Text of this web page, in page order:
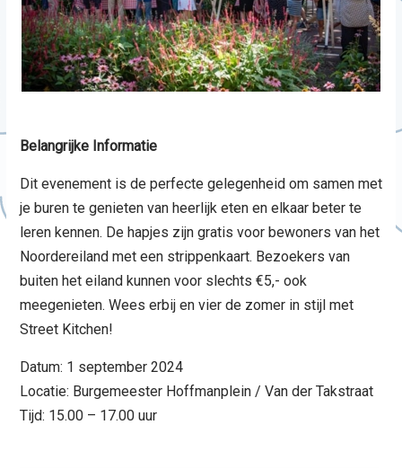
Belangrijke Informatie
Dit evenement is de perfecte gelegenheid om samen met
je buren te genieten van heerlijk eten en elkaar beter te
leren kennen. De hapjes zijn gratis voor bewoners van het
Noordereiland met een strippenkaart. Bezoekers van
buiten het eiland kunnen voor slechts €5,- ook
meegenieten. Wees erbij en vier de zomer in stijl met
Street Kitchen!
Datum: 1 september 2024
Locatie: Burgemeester Hoffmanplein / Van der Takstraat
Tijd: 15.00 – 17.00 uur